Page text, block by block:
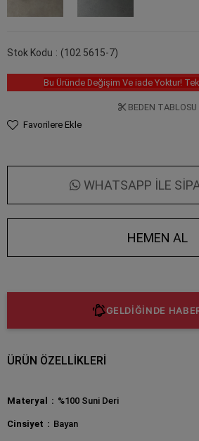
Stok Kodu (102 5615-7)
Bu Üründe Değişim Ve iade Yoktur!
BEDEN TABLOSU
Favorilere Ekle
WHATSAPP İLE
GELDİĞİNDE
ÜRÜN ÖZELLIKLERI
Materyal %100 Suni Deri
Cinsiyet Bayan